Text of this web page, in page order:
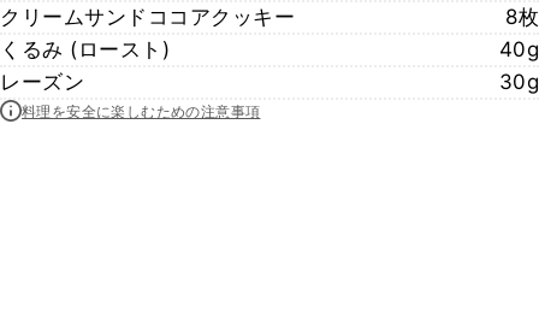
クリームサンドココアクッキー
8枚
くるみ (ロースト)
40g
レーズン
30g
料理を安全に楽しむための注意事項